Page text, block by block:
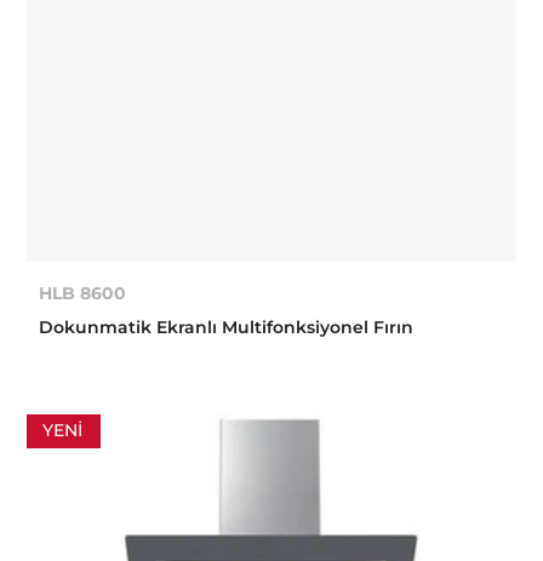
HLB 8600
Dokunmatik Ekranlı Multifonksiyonel Fırın
YENI